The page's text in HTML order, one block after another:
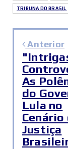
TRIBUNA DO BRASIL
Anterior
As
do
Lula no
Cenário
Justiça